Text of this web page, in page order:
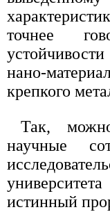
точнее
нано-
крепкого
Так,
научные
истинный